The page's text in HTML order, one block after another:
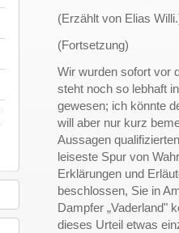
(Erzählt von Elias
(Fortsetzung)
Wir wurden sofort vor
steht noch so lebhaft
gewesen; ich könnte
will aber nur kurz
Aussagen
leiseste Spur von
Erklärungen und
beschlossen, Sie in
Dampfer „Vaderland"
dieses Urteil etwas